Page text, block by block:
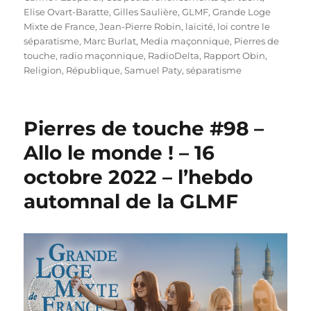
Elise Ovart-Baratte,Gilles Saulière,GLMF,Grande Loge
Mixte de France,Jean-Pierre Robin, laïcité, loi contre le
séparatisme, Marc Burlat, Media maçonnique, Pierres de
touche, radio maçonnique, RadioDelta, Rapport Obin,
Religion, République,Samuel Paty,séparatisme
Pierres de touche #98 –
Allo le monde ! – 16
octobre 2022 – l’hebdo
automnal de la GLMF